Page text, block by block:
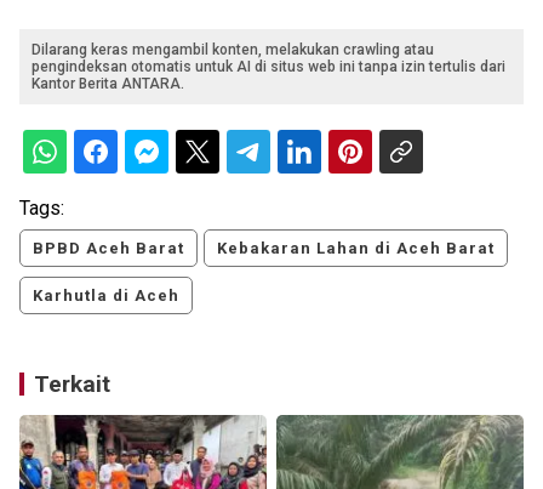
Dilarang keras mengambil konten, melakukan crawling atau
pengindeksan otomatis untuk AI di situs web ini tanpa izin tertulis dari
Kantor Berita ANTARA.
Tags:
BPBD Aceh Barat Kebakaran Lahan di Aceh Barat
Karhutla di Aceh
Terkait